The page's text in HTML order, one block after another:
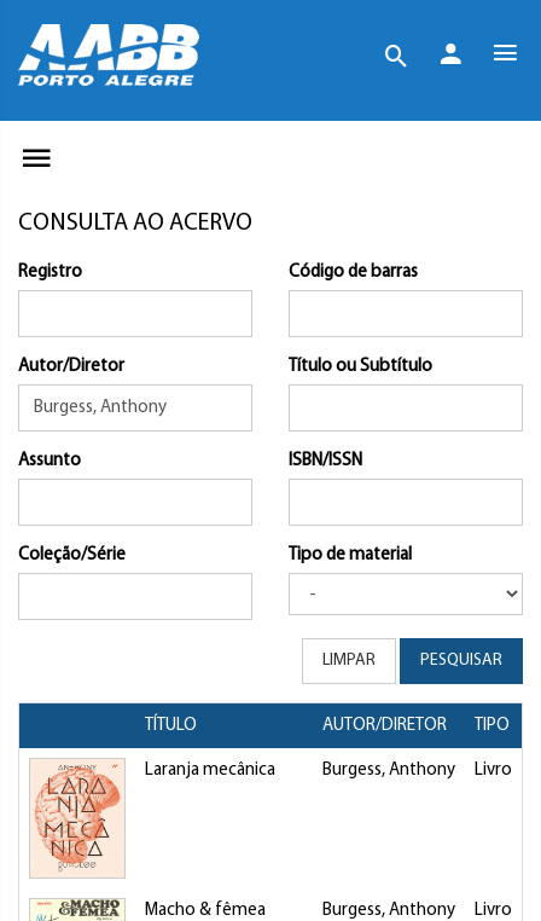
CONSULTA AO ACERVO
Registro Código de barras
Autor/Diretor Título ou Subtítulo
Assunto ISBN/ISSN
Coleção/Série Tipo de material
LIMPAR PESQUISAR
TÍTULO AUTOR/DIRETOR TIPO
Laranja mecânica Burgess, Anthony Livro
Macho & fêmea Burgess, Anthony Livro